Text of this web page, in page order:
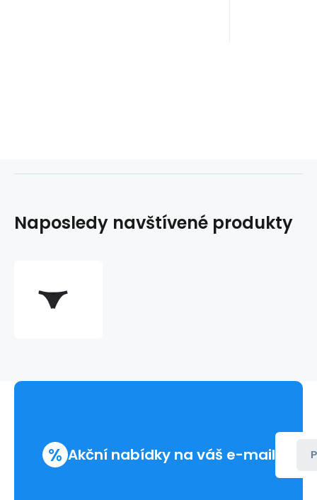
Naposledy navštívené produkty
Calvin
% Akční nabídky na váš e-mail